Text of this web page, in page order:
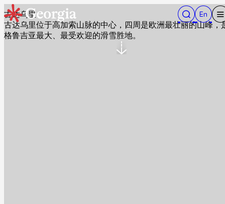
古达乌里
古达乌里位于高加索山脉的中心，四周是欧洲最壮丽的山峰，
格鲁吉亚最大、最受欢迎的滑雪胜地。